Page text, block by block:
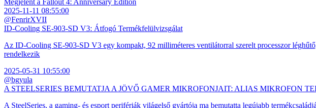
2025-11-11 08:55:00
@FenrirXVII
ID-Cooling SE-903-SD V3: Átfogó Termékfelülvizsgálat
Az ID-Cooling SE-903-SD V3 egy kompakt, 92 milliméteres ventilátorral szerelt processzor
rendelkezik
2025-05-31 10:55:00
@bgyula
A STEELSERIES BEMUTATJA A JÖVŐ GAMER MIKROFONJAIT: ALIAS MIKROFON
A SteelSeries, a gaming- és esport perifériák világelső gyártója ma bemutatta legújabb